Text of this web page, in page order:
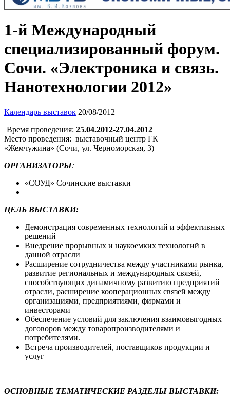
1-й Международный
специализированный форум.
Сочи. «Электроника и связь.
Нанотехнологии 2012»
Календарь выставок 20/08/2012
Время проведения: 25.04.2012-27.04.2012
Место проведения: выставочный центр ГК
«Жемчужина» (Сочи, ул. Черноморская, 3)
ОРГАНИЗАТОРЫ:
«СОУД» Сочинские выставки
ЦЕЛЬ ВЫСТАВКИ:
Демонстрация современных технологий и эффективных
решений
Внедрение прорывных и наукоемких технологий в
данной отрасли
Расширение сотрудничества между участниками рынка,
развитие региональных и международных связей,
способствующих динамичному развитию предприятий
отрасли, расширение кооперационных связей между
организациями, предприятиями, фирмами и
инвесторами
Обеспечение условий для заключения взаимовыгодных
договоров между товаропроизводителями и
потребителями.
Встреча производителей, поставщиков продукции и
услуг
ОСНОВНЫЕ ТЕМАТИЧЕСКИЕ РАЗДЕЛЫ ВЫСТАВКИ: